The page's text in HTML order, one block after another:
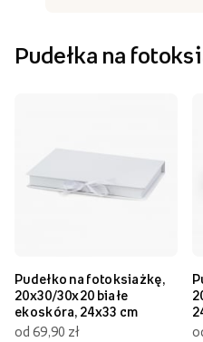
Pudełka na
Pudełko na fotoksiażkę,
20x30/30x20 białe
ekoskóra, 24x33 cm
od 69,90 zł